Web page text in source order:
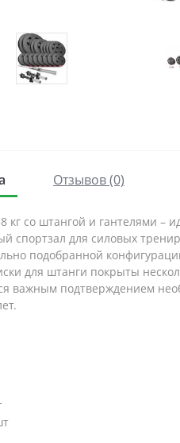
Отзывов (0)
кг со штангой и гантелями –
спортзал для силовых
подобранной
для штанги покрыты
важным подтверждением